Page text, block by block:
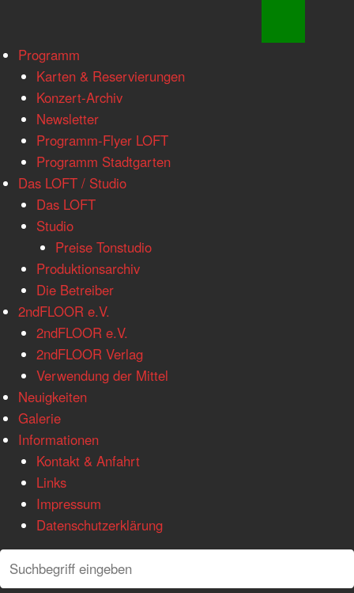
www.loftkoeln.de
navigation
Skip
content
Programm
Karten & Reservierungen
Konzert-Archiv
Newsletter
Programm-Flyer LOFT
Programm Stadtgarten
Das LOFT / Studio
Das LOFT
Studio
Preise Tonstudio
Produktionsarchiv
Die Betreiber
2ndFLOOR e.V.
2ndFLOOR e.V.
2ndFLOOR Verlag
Verwendung der Mittel
Neuigkeiten
Galerie
Informationen
Kontakt & Anfahrt
Links
Impressum
Datenschutzerklärung
Search
Search